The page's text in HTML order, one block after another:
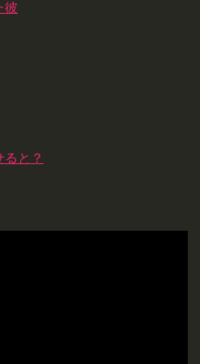
彼
と？